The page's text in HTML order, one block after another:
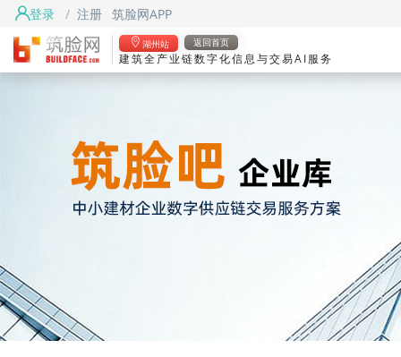
登录 / 注册 筑脸网APP
湖州站 返回首页
建筑全产业链数字化信息与交易AI服务